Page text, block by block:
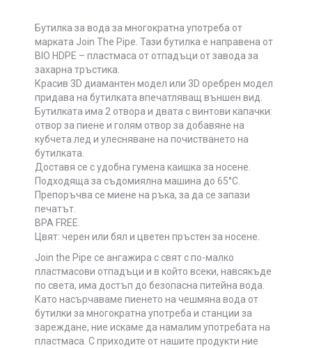
Бутилка за вода за многократна употреба от
марката Join The Pipe. Тази бутилка е направена от
BIO HDPE – пластмаса от отпадъци от завода за
захарна тръстика.
Красив 3D диамантен модел или 3D оребрен модел
придава на бутилката впечатляващ външен вид.
Бутилката има 2 отвора и двата с винтови капачки:
отвор за пиене и голям отвор за добавяне на
кубчета лед и улесняване на почистването на
бутилката.
Доставя се с удобна гумена каишка за носене.
Подходяща за съдомиялна машина до 65°C.
Препоръчва се миене на ръка, за да се запази
печатът.
BPA FREE.
Цвят: черен или бял и цветен пръстен за носене.
Join the Pipe се ангажира с свят с по-малко
пластмасови отпадъци и в който всеки, навсякъде
по света, има достъп до безопасна питейна вода.
Като насърчаваме пиенето на чешмяна вода от
бутилки за многократна употреба и станции за
зареждане, ние искаме да намалим употребата на
пластмаса. С приходите от нашите продукти ние